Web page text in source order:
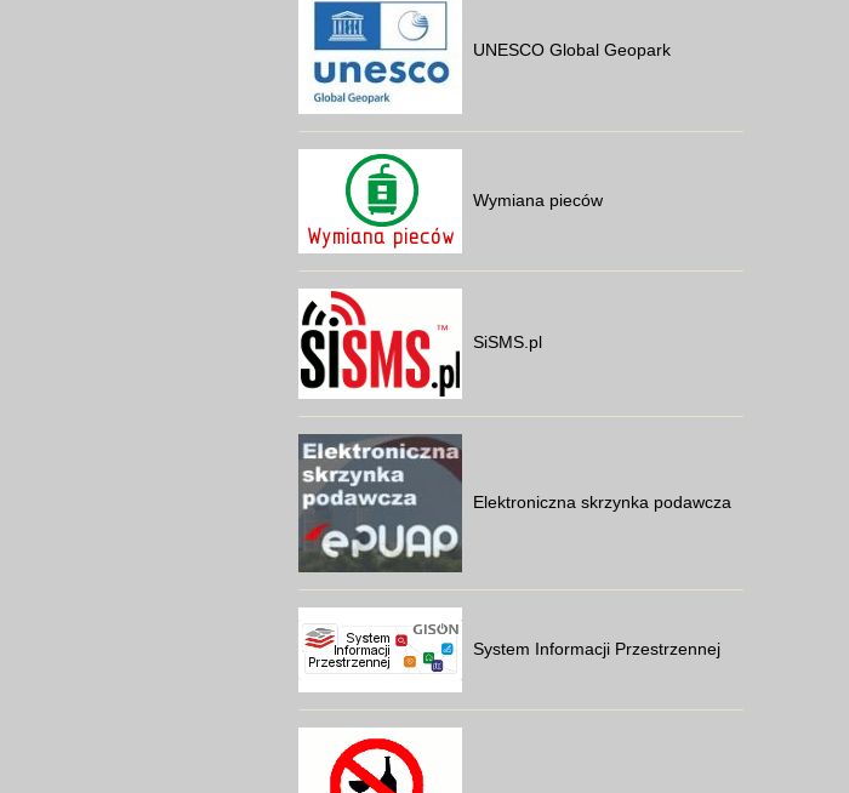
UNESCO Global Geopark
Wymiana pieców
SiSMS.pl
Elektroniczna skrzynka podawcza
System Informacji Przestrzennej